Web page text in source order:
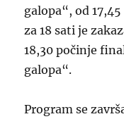
galopa“, od
za 18 sati je
18,30 počinje
galopa“.
Program se